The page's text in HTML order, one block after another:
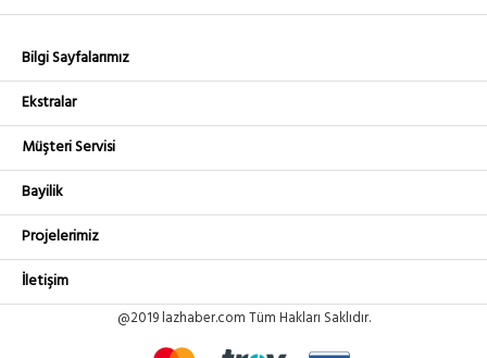
Bilgi Sayfalarımız
Ekstralar
Müşteri Servisi
Bayilik
Projelerimiz
İletişim
@2019 lazhaber.com Tüm Hakları Saklıdır.